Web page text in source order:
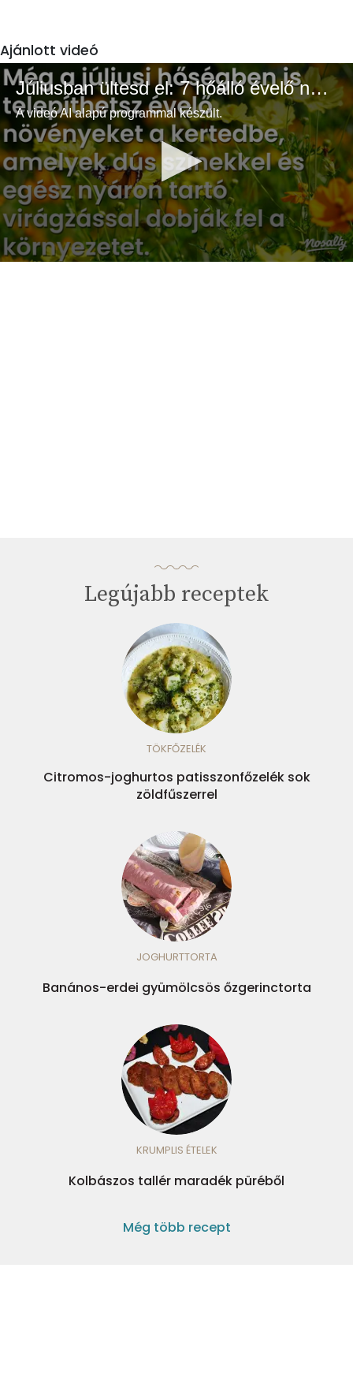
Ajánlott videó
Júliusban ültesd el: 7 hőálló évelő növény a színes és buja kertért
A videó AI alapú programmal készült.
Legújabb receptek
TÖKFŐZELÉK
Citromos-joghurtos patisszonfőzelék sok
zöldfűszerrel
JOGHURTTORTA
Banános-erdei gyümölcsös őzgerinctorta
KRUMPLIS ÉTELEK
Kolbászos tallér maradék püréből
Még több recept